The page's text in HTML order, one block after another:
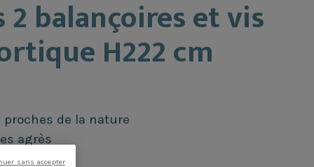
2 balançoires et vis
H222 cm
proches de la nature
agrès
vagues
sans accepter